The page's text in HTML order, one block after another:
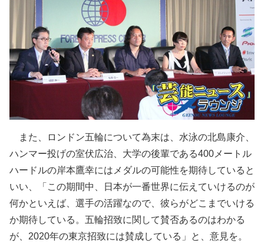
また、ロンドン五輪について為末は、水泳の北島康介、
ハンマー投げの室伏広治、大学の後輩である400メートル
ハードルの岸本鷹幸にはメダルの可能性を期待していると
いい、「この期間中、日本が一番世界に伝えていけるのが
何かといえば、選手の活躍なので、彼らがどこまでいける
か期待している。五輪招致に関して賛否あるのはわかる
が、2020年の東京招致には賛成している」と、意見を。